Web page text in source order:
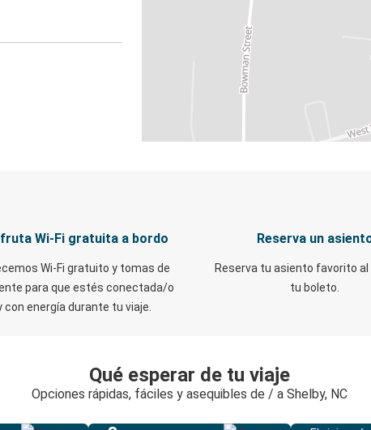
Wi-Fi gratuita a bordo
Wi-Fi gratuito y tomas de
para que estés conectada/o
con energía durante tu viaje.
Reserva un
Reserva tu asiento favorito al
tu boleto.
Qué esperar de tu viaje
Opciones rápidas, fáciles y asequibles de / a Shelby, NC